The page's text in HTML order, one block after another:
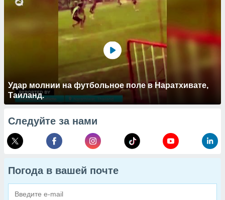
Удар молнии на футбольное поле в Наратхивате,
Таиланд.
Следуйте за нами
Погода в вашей почте